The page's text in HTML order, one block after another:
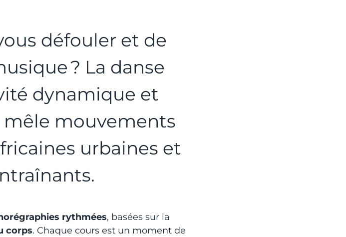
défouler et de
? La danse
dynamique et
mêle mouvements
urbaines et
rythmées, basées sur la
corps. Chaque cours est un moment de